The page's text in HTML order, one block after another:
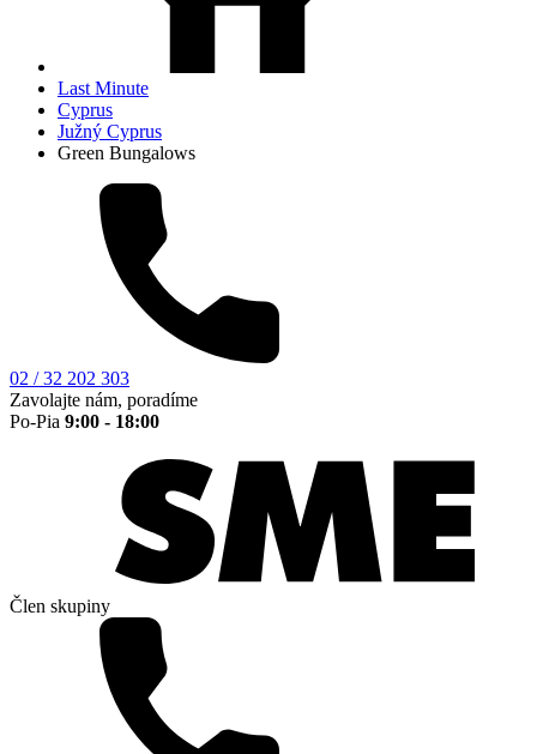
Last Minute
Cyprus
Južný Cyprus
Green Bungalows
02 / 32 202 303
Zavolajte nám, poradíme
Po-Pia 9:00 - 18:00
Člen skupiny